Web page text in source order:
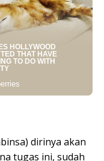
dirinya akan
tugas ini, sudah